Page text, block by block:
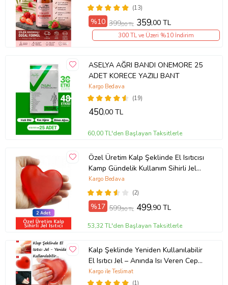
(13)
%10 399,00 TL 359,00 TL
300 TL ve Üzeri %10 İndirim
ASELYA AĞRI BANDI ONEMORE 25
ADET KORECE YAZILI BANT
(19)
Kargo Bedava
450,00 TL
60,00 TL'den Başlayan Taksitlerle
Özel Üretim Kalp Şeklinde El Isıtıcısı
Kamp Gündelik Kullanım Sihirli Jel
Isıtıcı Cep Sobası 2 Adet
(2)
Kargo Bedava
%17 599,90 TL 499,90 TL
53,32 TL'den Başlayan Taksitlerle
Kalp Şeklinde Yeniden Kullanılabilir
El Isıtıcı Jel – Anında Isı Veren Cep
Isıtıcı
(1)
Kargo ile Teslimat